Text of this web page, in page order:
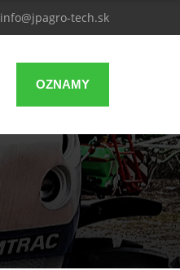
info@jpagro-tech.sk
OZNAMY